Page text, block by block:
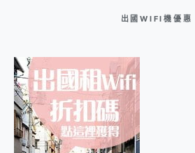
出國WIFI機優惠